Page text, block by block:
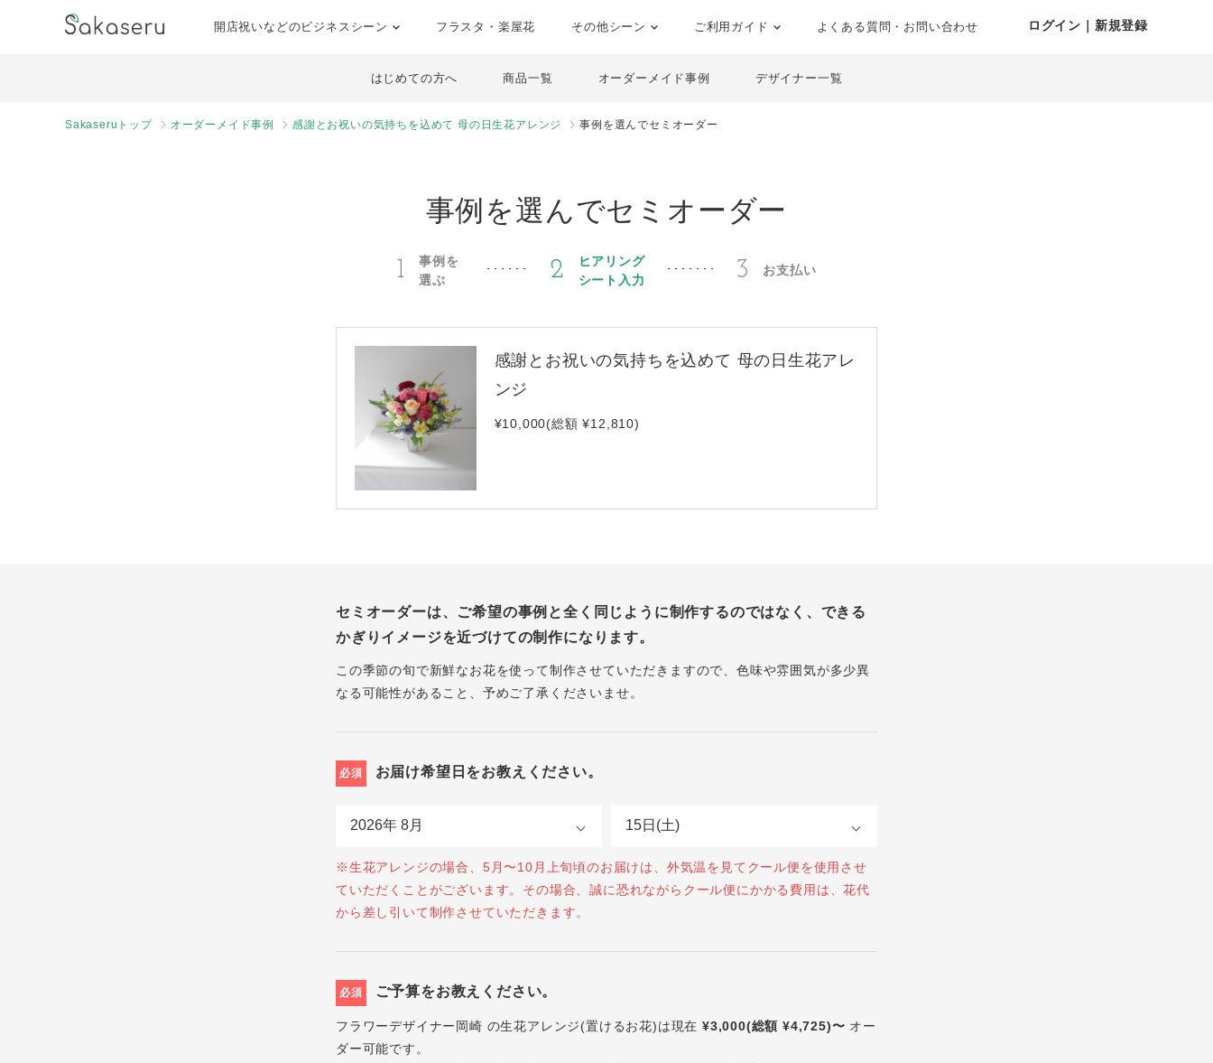
開店祝いなどのビジネスシーン フラスタ・楽屋花 その他シーン ご利用ガイド よくある質問・お問い合わせ ログイン｜新規登録
はじめての方へ 商品一覧 オーダーメイド事例 デザイナー一覧
Sakaseruトップ オーダーメイド事例 感謝とお祝いの気持ちを込めて 母の日生花アレンジ 事例を選んでセミオーダー
事例を選んでセミオーダー
1
事例を
選ぶ
2
ヒアリング
シート入力
3 お支払い
感謝とお祝いの気持ちを込めて 母の日生花アレ
ンジ
¥10,000(総額 ¥12,810)
セミオーダーは、ご希望の事例と全く同じように制作するのではなく、できる
かぎりイメージを近づけての制作になります。
この季節の旬で新鮮なお花を使って制作させていただきますので、色味や雰囲気が多少異
なる可能性があること、予めご了承くださいませ。
必須 お届け希望日をお教えください。
※生花アレンジの場合、5月〜10月上旬頃のお届けは、外気温を見てクール便を使用させ
ていただくことがございます。その場合、誠に恐れながらクール便にかかる費用は、花代
から差し引いて制作させていただきます。
必須 ご予算をお教えください。
フラワーデザイナー岡崎 の生花アレンジ(置けるお花)は現在 ¥3,000(総額 ¥4,725)〜 オー
ダー可能です。